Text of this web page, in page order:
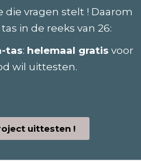
vragen stelt ! Daarom
in de reeks van 26:
tas: helemaal gratis voor
wil uittesten.
uittesten !